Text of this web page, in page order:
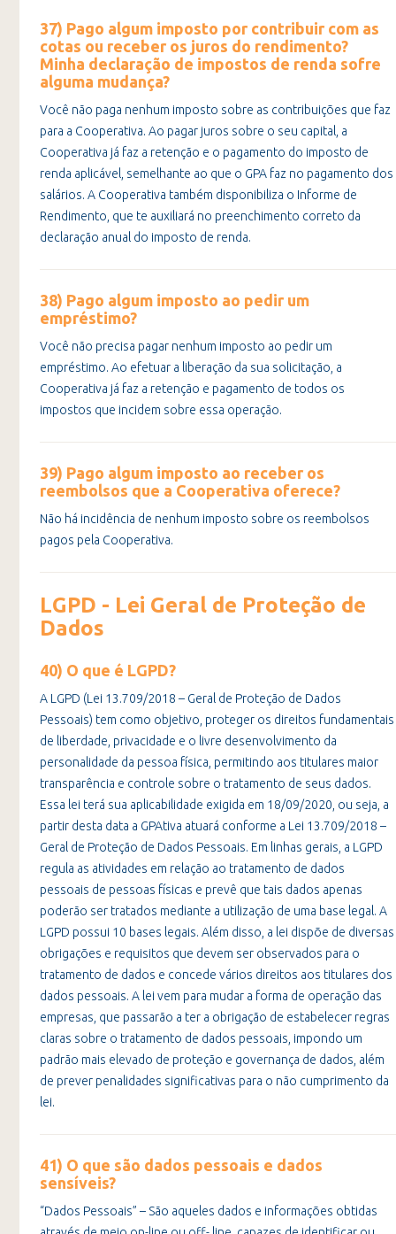
37) Pago algum imposto por contribuir com as
cotas ou receber os juros do rendimento?
Minha declaração de impostos de renda sofre
alguma mudança?
Você não paga nenhum imposto sobre as contribuições que faz
para a Cooperativa. Ao pagar juros sobre o seu capital, a
Cooperativa já faz a retenção e o pagamento do imposto de
renda aplicável, semelhante ao que o GPA faz no pagamento dos
salários. A Cooperativa também disponibiliza o Informe de
Rendimento, que te auxiliará no preenchimento correto da
declaração anual do imposto de renda.
38) Pago algum imposto ao pedir um
empréstimo?
Você não precisa pagar nenhum imposto ao pedir um
empréstimo. Ao efetuar a liberação da sua solicitação, a
Cooperativa já faz a retenção e pagamento de todos os
impostos que incidem sobre essa operação.
39) Pago algum imposto ao receber os
reembolsos que a Cooperativa oferece?
Não há incidência de nenhum imposto sobre os reembolsos
pagos pela Cooperativa.
LGPD - Lei Geral de Proteção de
Dados
40) O que é LGPD?
A LGPD (Lei 13.709/2018 – Geral de Proteção de Dados
Pessoais) tem como objetivo, proteger os direitos fundamentais
de liberdade, privacidade e o livre desenvolvimento da
personalidade da pessoa física, permitindo aos titulares maior
transparência e controle sobre o tratamento de seus dados.
Essa lei terá sua aplicabilidade exigida em 18/09/2020, ou seja, a
partir desta data a GPAtiva atuará conforme a Lei 13.709/2018 –
Geral de Proteção de Dados Pessoais. Em linhas gerais, a LGPD
regula as atividades em relação ao tratamento de dados
pessoais de pessoas físicas e prevê que tais dados apenas
poderão ser tratados mediante a utilização de uma base legal. A
LGPD possui 10 bases legais. Além disso, a lei dispõe de diversas
obrigações e requisitos que devem ser observados para o
tratamento de dados e concede vários direitos aos titulares dos
dados pessoais. A lei vem para mudar a forma de operação das
empresas, que passarão a ter a obrigação de estabelecer regras
claras sobre o tratamento de dados pessoais, impondo um
padrão mais elevado de proteção e governança de dados, além
de prever penalidades significativas para o não cumprimento da
lei.
41) O que são dados pessoais e dados
sensíveis?
“Dados Pessoais” – São aqueles dados e informações obtidas